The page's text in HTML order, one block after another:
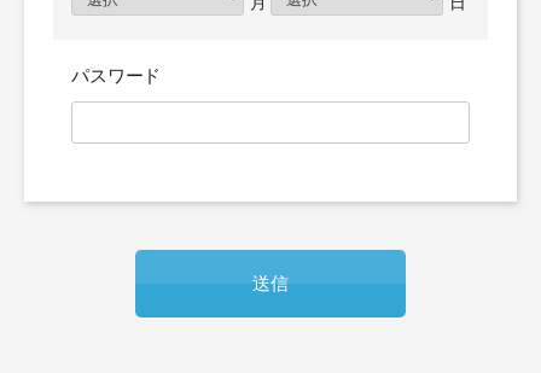
パスワード
送信